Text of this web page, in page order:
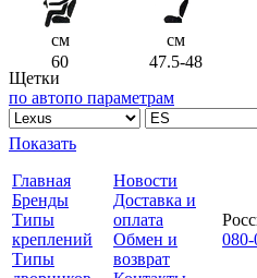
см
см
60
47.5-48
Щетки
по автопо параметрам
Показать
Главная
Бренды
Типы
креплений
Типы
Новости
Доставка и
оплата
Обмен и
возврат